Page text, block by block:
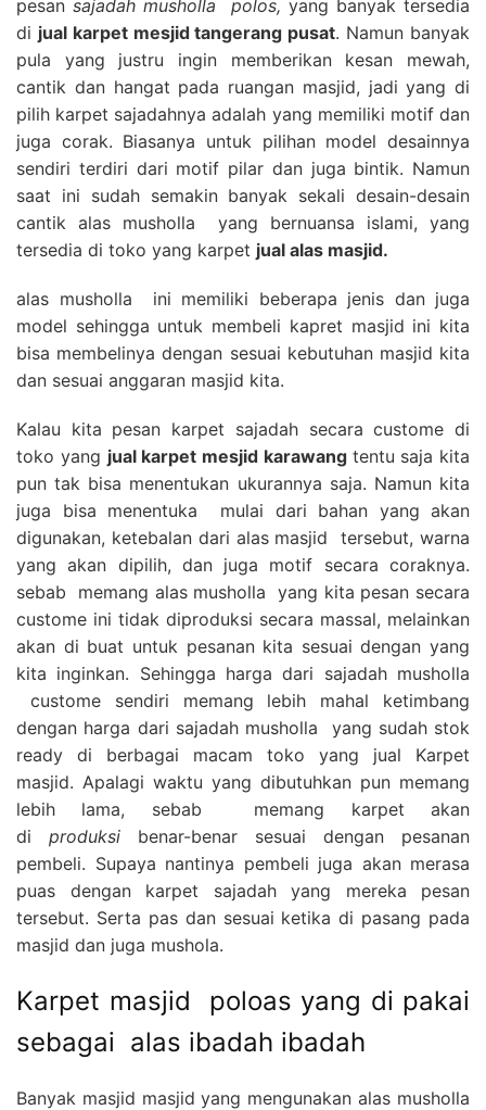
pesan sajadah musholla polos, yang banyak tersedia
di jual karpet mesjid tangerang pusat. Namun banyak
pula yang justru ingin memberikan kesan mewah,
cantik dan hangat pada ruangan masjid, jadi yang di
pilih karpet sajadahnya adalah yang memiliki motif dan
juga corak. Biasanya untuk pilihan model desainnya
sendiri terdiri dari motif pilar dan juga bintik. Namun
saat ini sudah semakin banyak sekali desain-desain
cantik alas musholla yang bernuansa islami, yang
tersedia di toko yang karpet jual alas masjid.
alas musholla ini memiliki beberapa jenis dan juga
model sehingga untuk membeli kapret masjid ini kita
bisa membelinya dengan sesuai kebutuhan masjid kita
dan sesuai anggaran masjid kita.
Kalau kita pesan karpet sajadah secara custome di
toko yang jual karpet mesjid karawang tentu saja kita
pun tak bisa menentukan ukurannya saja. Namun kita
juga bisa menentuka mulai dari bahan yang akan
digunakan, ketebalan dari alas masjid tersebut, warna
yang akan dipilih, dan juga motif secara coraknya.
sebab memang alas musholla yang kita pesan secara
custome ini tidak diproduksi secara massal, melainkan
akan di buat untuk pesanan kita sesuai dengan yang
kita inginkan. Sehingga harga dari sajadah musholla
custome sendiri memang lebih mahal ketimbang
dengan harga dari sajadah musholla yang sudah stok
ready di berbagai macam toko yang jual Karpet
masjid. Apalagi waktu yang dibutuhkan pun memang
lebih lama, sebab memang karpet akan
di produksi benar-benar sesuai dengan pesanan
pembeli. Supaya nantinya pembeli juga akan merasa
puas dengan karpet sajadah yang mereka pesan
tersebut. Serta pas dan sesuai ketika di pasang pada
masjid dan juga mushola.
Karpet masjid poloas yang di pakai
sebagai alas ibadah ibadah
Banyak masjid masjid yang mengunakan alas musholla